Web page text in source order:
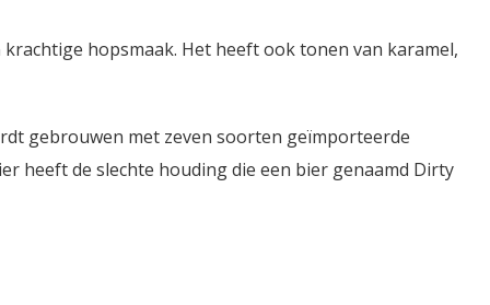
hopsmaak. Het heeft ook tonen van karamel,
gebrouwen met zeven soorten geïmporteerde
heeft de slechte houding die een bier genaamd Dirty